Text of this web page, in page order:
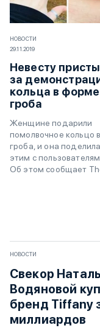
НОВОСТИ
29.11.2019
Невесту
за
кольца в форме
гроба
Женщине подарили
помолвочное кольцо
гроба, и она
этим с
Об этом сообщает
НОВОСТИ
Свекор
Водяновой
бренд Tiffany
миллиардов